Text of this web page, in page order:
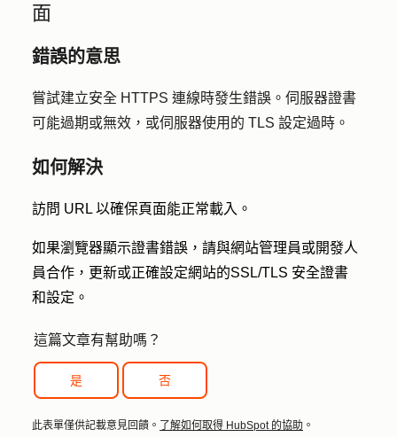
面
錯誤的意思
嘗試建立安全 HTTPS 連線時發生錯誤。伺服器證書
可能過期或無效，或伺服器使用的 TLS 設定過時。
如何解決
訪問 URL 以確保頁面能正常載入。
如果瀏覽器顯示證書錯誤，請與網站管理員或開發人
員合作，更新或正確設定網站的SSL/TLS 安全證書
和設定。
這篇文章有幫助嗎？
是 否
此表單僅供記載意見回饋。 了解如何取得 HubSpot 的協助 。